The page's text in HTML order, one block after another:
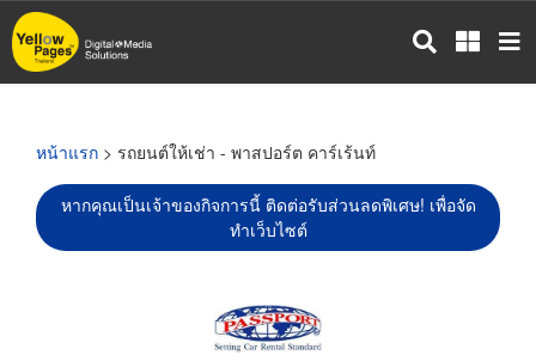
ข้าม
ไป
หน้าแรก > รถยนต์ให้เช่า - พาสปอร์ต คาร์เร้นท์
หากคุณเป็นเจ้าของกิจการนี้ ติดต่อรับส่วนลดพิเศษ! เพื่อจัด
ทำเว็บไซต์